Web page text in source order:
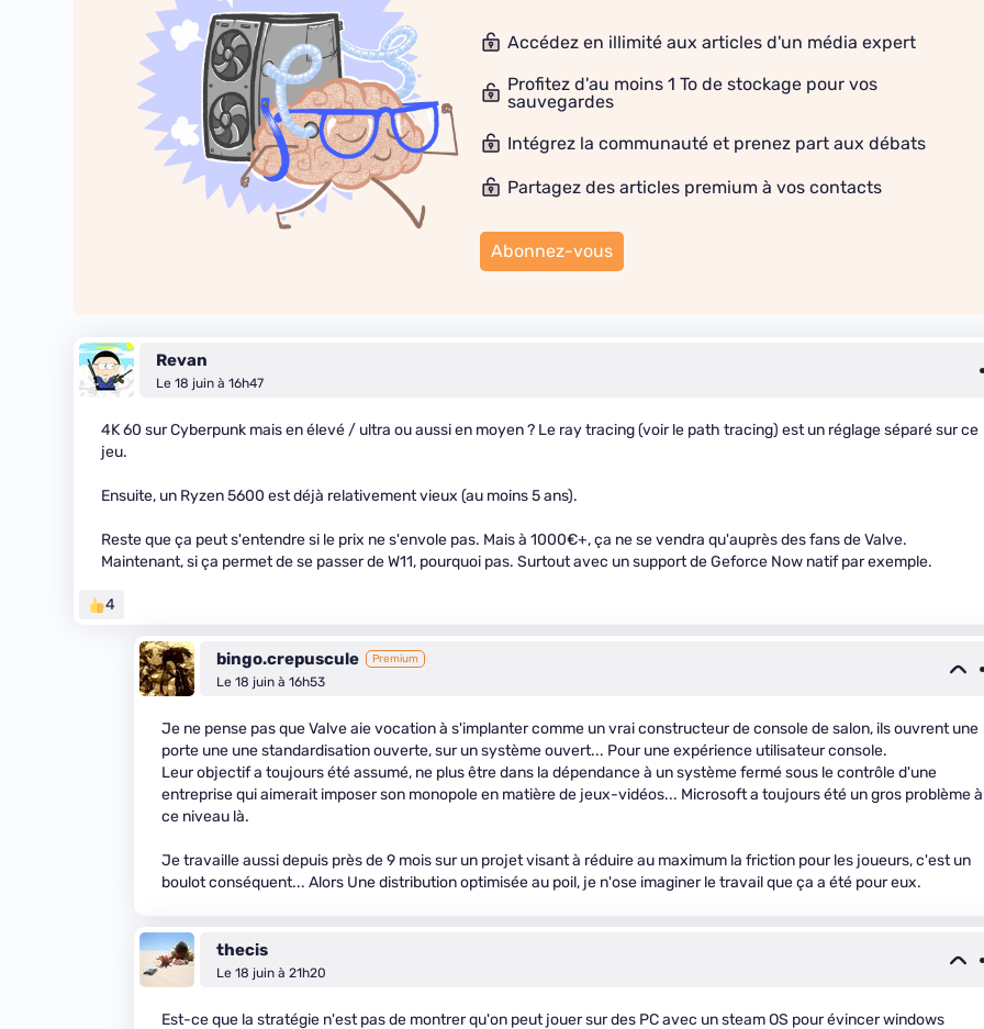
Accédez en illimité aux articles d'un média expert
Profitez d'au moins 1 To de stockage pour vos
sauvegardes
Intégrez la communauté et prenez part aux débats
Partagez des articles premium à vos contacts
Abonnez-vous
Revan
Le 18 juin à 16h47
4K 60 sur Cyberpunk mais en élevé / ultra ou aussi en moyen ? Le ray tracing (voir le path tracing) est un réglage séparé sur ce
jeu.
Ensuite, un Ryzen 5600 est déjà relativement vieux (au moins 5 ans).
Reste que ça peut s'entendre si le prix ne s'envole pas. Mais à 1000€+, ça ne se vendra qu'auprès des fans de Valve.
Maintenant, si ça permet de se passer de W11, pourquoi pas. Surtout avec un support de Geforce Now natif par exemple.
4
bingo.crepuscule Premium
Le 18 juin à 16h53
Je ne pense pas que Valve aie vocation à s'implanter comme un vrai constructeur de console de salon, ils ouvrent une
porte une une standardisation ouverte, sur un système ouvert... Pour une expérience utilisateur console.
Leur objectif a toujours été assumé, ne plus être dans la dépendance à un système fermé sous le contrôle d'une
entreprise qui aimerait imposer son monopole en matière de jeux-vidéos... Microsoft a toujours été un gros problème à
ce niveau là.
Je travaille aussi depuis près de 9 mois sur un projet visant à réduire au maximum la friction pour les joueurs, c'est un
boulot conséquent... Alors Une distribution optimisée au poil, je n'ose imaginer le travail que ça a été pour eux.
thecis
Le 18 juin à 21h20
Est-ce que la stratégie n'est pas de montrer qu'on peut jouer sur des PC avec un steam OS pour évincer windows